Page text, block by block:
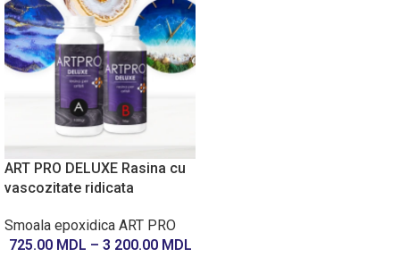
ART PRO DELUXE Rasina cu
vascozitate ridicata
Smoala epoxidica ART PRO
725.00 MDL – 3 200.00 MDL